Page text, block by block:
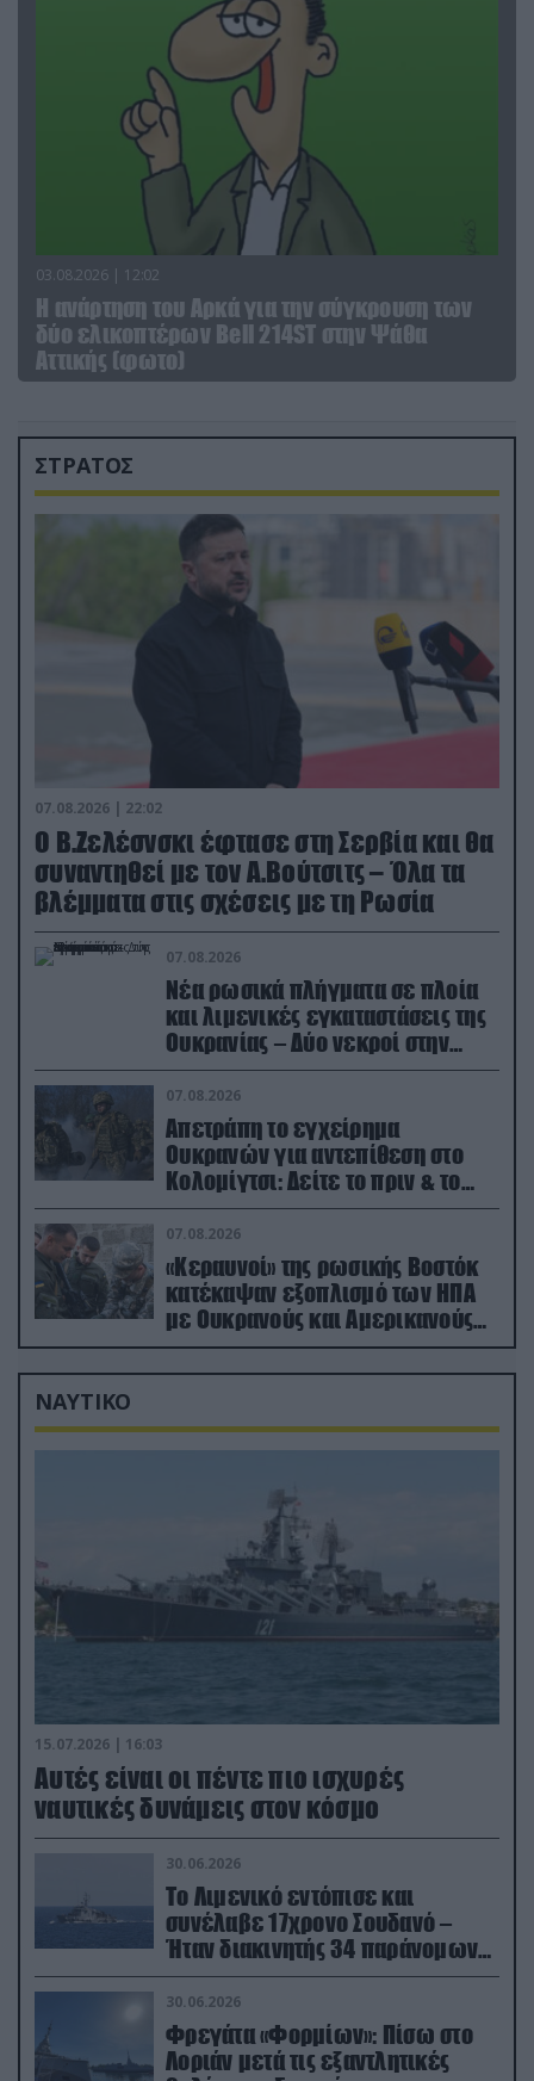
03.08.2026 | 12:02
Η ανάρτηση του Αρκά για την σύγκρουση των
δύο ελικοπτέρων Bell 214ST στην Ψάθα
Αττικής (φωτο)
ΣΤΡΑΤΟΣ
07.08.2026 | 22:02
Ο Β.Ζελέσνσκι έφτασε στη Σερβία και θα
συναντηθεί με τον Α.Βούτσιτς – Όλα τα
βλέμματα στις σχέσεις με τη Ρωσία
07.08.2026
Νέα ρωσικά πλήγματα σε πλοία
και λιμενικές εγκαταστάσεις της
Ουκρανίας – Δύο νεκροί στην
Κριμαία
07.08.2026
Απετράπη το εγχείρημα
Ουκρανών για αντεπίθεση στο
Κολομίγτσι: Δείτε το πριν & το
μετά της προσπάθειάς τους
(βίντεο)
07.08.2026
«Κεραυνοί» της ρωσικής Βοστόκ
κατέκαψαν εξοπλισμό των ΗΠΑ
με Ουκρανούς και Αμερικανούς
μισθοφόρους – Δείτε βίντεο
ΝΑΥΤΙΚΟ
15.07.2026 | 16:03
Aυτές είναι οι πέντε πιο ισχυρές
ναυτικές δυνάμεις στον κόσμο
30.06.2026
Το Λιμενικό εντόπισε και
συνέλαβε 17χρονο Σουδανό –
Ήταν διακινητής 34 παράνομων
μεταναστών
30.06.2026
Φρεγάτα «Φορμίων»: Πίσω στο
Λοριάν μετά τις εξαντλητικές